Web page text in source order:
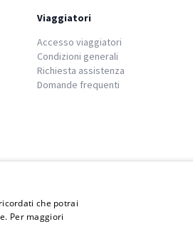
Viaggiatori
Accesso viaggiatori
Condizioni generali
Richiesta assistenza
Domande frequenti
che potrai
Per maggiori